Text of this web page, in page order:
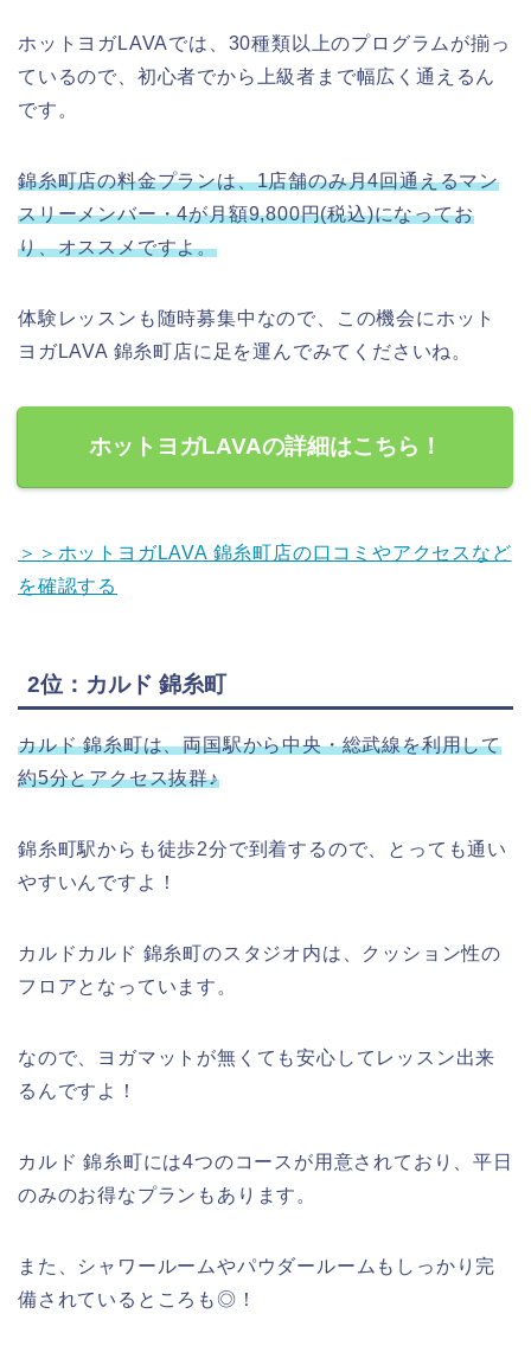
ホットヨガLAVAでは、30種類以上のプログラムが揃っ
ているので、初心者でから上級者まで幅広く通えるん
です。
錦糸町店の料金プランは、1店舗のみ月4回通えるマン
スリーメンバー・4が月額9,800円(税込)になってお
り、オススメですよ。
体験レッスンも随時募集中なので、この機会にホット
ヨガLAVA 錦糸町店に足を運んでみてくださいね。
ホットヨガLAVAの詳細はこちら！
＞＞ホットヨガLAVA 錦糸町店の口コミやアクセスなど
を確認する
2位：カルド 錦糸町
カルド 錦糸町は、両国駅から中央・総武線を利用して
約5分とアクセス抜群♪
錦糸町駅からも徒歩2分で到着するので、とっても通い
やすいんですよ！
カルドカルド 錦糸町のスタジオ内は、クッション性の
フロアとなっています。
なので、ヨガマットが無くても安心してレッスン出来
るんですよ！
カルド 錦糸町には4つのコースが用意されており、平日
のみのお得なプランもあります。
また、シャワールームやパウダールームもしっかり完
備されているところも◎！